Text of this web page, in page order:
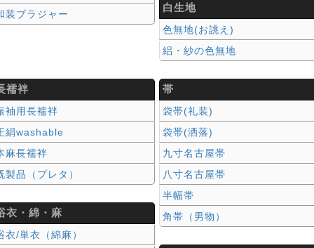
装ブラジャー
白生地
色無地(お誂え)
絽・紗の色無地
襦袢
袖用長襦袢
絹washable
麻長襦袢
製品（プレタ）
衣・綿・麻
衣/単衣（綿麻）
帯
袋帯(礼装)
袋帯(洒落)
九寸名古屋帯
八寸名古屋帯
半幅帯
角帯（男物）